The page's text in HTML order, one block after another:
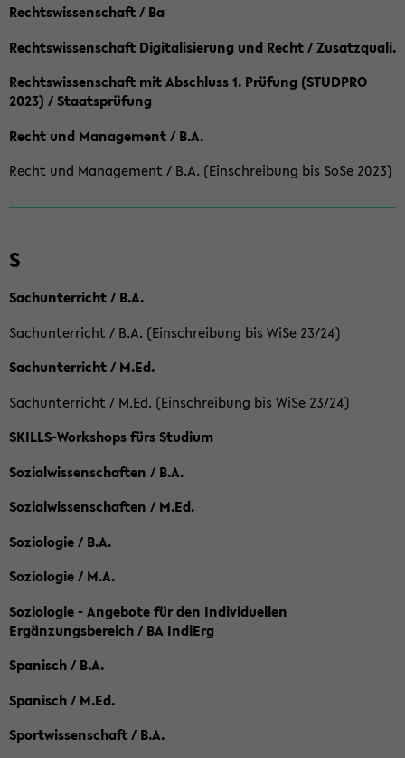
Rechtswissenschaft / Ba
Rechtswissenschaft Digitalisierung und Recht / Zusatzquali.
Rechtswissenschaft mit Abschluss 1. Prüfung (STUDPRO
2023) / Staatsprüfung
Recht und Management / B.A.
Recht und Management / B.A. (Einschreibung bis SoSe 2023)
S
Sachunterricht / B.A.
Sachunterricht / B.A. (Einschreibung bis WiSe 23/24)
Sachunterricht / M.Ed.
Sachunterricht / M.Ed. (Einschreibung bis WiSe 23/24)
SKILLS-Workshops fürs Studium
Sozialwissenschaften / B.A.
Sozialwissenschaften / M.Ed.
Soziologie / B.A.
Soziologie / M.A.
Soziologie - Angebote für den Individuellen
Ergänzungsbereich / BA IndiErg
Spanisch / B.A.
Spanisch / M.Ed.
Sportwissenschaft / B.A.